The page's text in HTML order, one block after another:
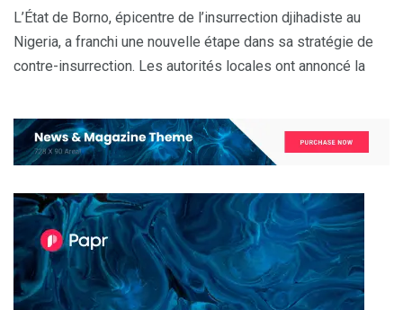
L’État de Borno, épicentre de l’insurrection djihadiste au
Nigeria, a franchi une nouvelle étape dans sa stratégie de
contre-insurrection. Les autorités locales ont annoncé la